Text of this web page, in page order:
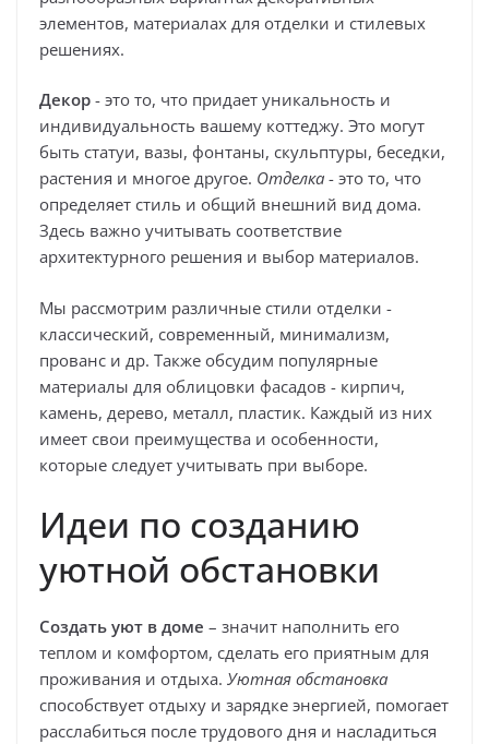
элементов, материалах для отделки и стилевых
решениях.
Декор - это то, что придает уникальность и
индивидуальность вашему коттеджу. Это могут
быть статуи, вазы, фонтаны, скульптуры, беседки,
растения и многое другое. Отделка - это то, что
определяет стиль и общий внешний вид дома.
Здесь важно учитывать соответствие
архитектурного решения и выбор материалов.
Мы рассмотрим различные стили отделки -
классический, современный, минимализм,
прованс и др. Также обсудим популярные
материалы для облицовки фасадов - кирпич,
камень, дерево, металл, пластик. Каждый из них
имеет свои преимущества и особенности,
которые следует учитывать при выборе.
Идеи по созданию
уютной обстановки
Создать уют в доме – значит наполнить его
теплом и комфортом, сделать его приятным для
проживания и отдыха. Уютная обстановка
способствует отдыху и зарядке энергией, помогает
расслабиться после трудового дня и насладиться